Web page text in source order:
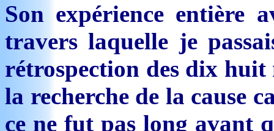
Son expérience entière
travers laquelle je
rétrospection des dix huit
la recherche de la cause
ce ne fut pas long avant